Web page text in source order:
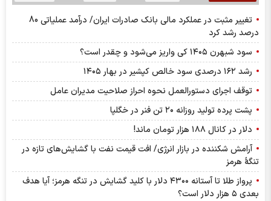
تغییر مثبت در عملکرد مالی بانک صادرات ایران/ درآمد عملیاتی 80
درصد رشد کرد
سود شبهرن ۱۴۰۵ کی واریز می‌شود و چقدر است؟
رشد ۱۶۲ درصدی سود خالص کپشیر در بهار ۱۴۰۵
توقف اجرای دستورالعمل نحوه احراز صلاحیت مدیران عامل
پشت پرده تولید روزانه ۲۰ تن فنر در خگلپا
دلار در کانال ۱۸۸ هزار تومان ماند!
آرامش شکننده در بازار انرژی/ افت قیمت نفت با گشایش‌های تازه در
تنگۀ هرمز
پرواز طلا تا آستانه ۴۳۰۰ دلار با کلید گشایش در تنگه هرمز؛ آیا هدف
بعدی ۵ هزار دلار است؟